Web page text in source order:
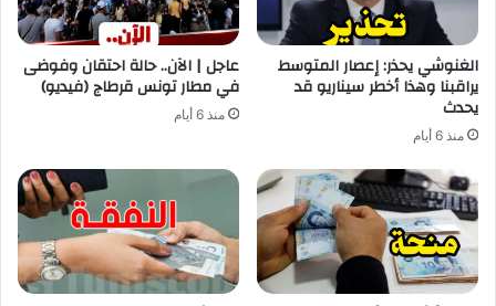
الغنوشي يحذر: إعصار المتوسط
يراقبنا وهذا أخطر سيناريو قد
يحدث
منذ 6 أيام
عاجل | الآن.. حالة احتقان وفوضى
في مطار تونس قرطاج (فيديو)
منذ 6 أيام